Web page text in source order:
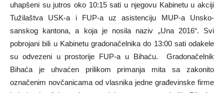
uhapšeni su jutros oko 10:15 sati u njegovu Kabinetu u akciji
Tužilaštva USK-a i FUP-a uz asistenciju MUP-a Unsko-
sanskog kantona, a koja je nosila naziv „Una 2016“. Svi
pobrojani bili u Kabinetu gradonačelnika do 13:00 sati odakele
su odvezeni u prostorije FUP-a u Bihaću. Gradonačelnik
Bihaća je uhvaćen prilikom primanja mita sa zakonito
označenim novčanicama od vlasnika jedne građevinske firme